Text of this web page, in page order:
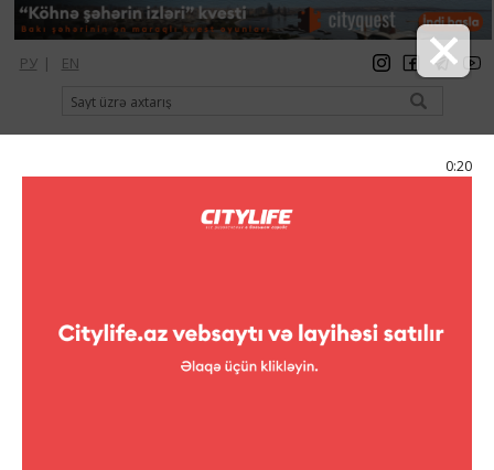
0:19
РУ | EN
qeydiyyat giriş Citylife Magazine
Giancarlo Gioielli